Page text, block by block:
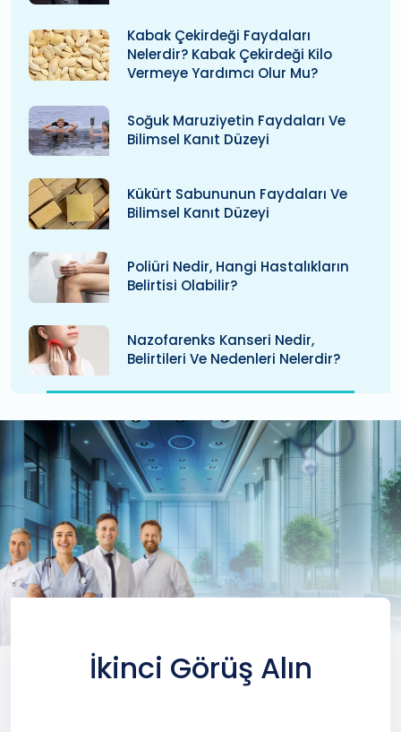
Kabak Çekirdeği Faydaları
Nelerdir? Kabak Çekirdeği Kilo
Vermeye Yardımcı Olur Mu?
Soğuk Maruziyetin Faydaları Ve
Bilimsel Kanıt Düzeyi
Kükürt Sabununun Faydaları Ve
Bilimsel Kanıt Düzeyi
Poliüri Nedir, Hangi Hastalıkların
Belirtisi Olabilir?
Nazofarenks Kanseri Nedir,
Belirtileri Ve Nedenleri Nelerdir?
İkinci Görüş Alın